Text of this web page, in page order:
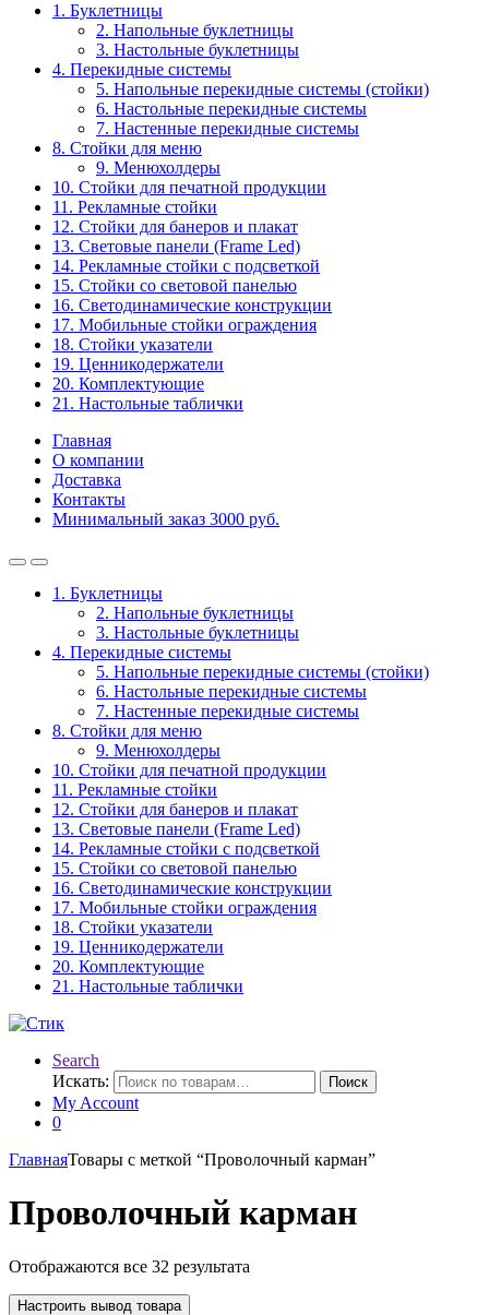
1. Буклетницы
2. Напольные буклетницы
3. Настольные буклетницы
4. Перекидные системы
5. Напольные перекидные системы (стойки)
6. Настольные перекидные системы
7. Настенные перекидные системы
8. Стойки для меню
9. Менюхолдеры
10. Стойки для печатной продукции
11. Рекламные стойки
12. Стойки для банеров и плакат
13. Световые панели (Frame Led)
14. Рекламные стойки с подсветкой
15. Стойки со световой панелью
16. Светодинамические конструкции
17. Мобильные стойки ограждения
18. Стойки указатели
19. Ценникодержатели
20. Комплектующие
21. Настольные таблички
Главная
О компании
Доставка
Контакты
Минимальный заказ 3000 руб.
1. Буклетницы
2. Напольные буклетницы
3. Настольные буклетницы
4. Перекидные системы
5. Напольные перекидные системы (стойки)
6. Настольные перекидные системы
7. Настенные перекидные системы
8. Стойки для меню
9. Менюхолдеры
10. Стойки для печатной продукции
11. Рекламные стойки
12. Стойки для банеров и плакат
13. Световые панели (Frame Led)
14. Рекламные стойки с подсветкой
15. Стойки со световой панелью
16. Светодинамические конструкции
17. Мобильные стойки ограждения
18. Стойки указатели
19. Ценникодержатели
20. Комплектующие
21. Настольные таблички
Search
Искать:
Поиск
My Account
0
ГлавнаяТовары с меткой “Проволочный карман”
Проволочный карман
Отображаются все 32 результата
Настроить вывод товара